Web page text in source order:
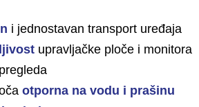
i jednostavan transport uređaja
upravljačke ploče i monitora
otporna na vodu i prašinu